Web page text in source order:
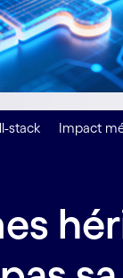
stack Impact